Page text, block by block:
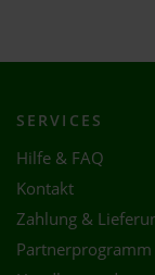
SERVICES
Hilfe & FAQ
Kontakt
Zahlung &
Partnerprogramm